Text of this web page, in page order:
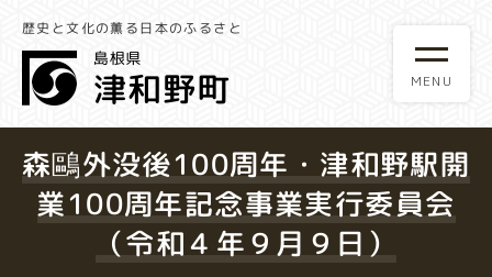
歴史と文化の薫る日本のふるさと
森鷗外没後100周年・津和野駅開
業100周年記念事業実行委員会
（令和４年９月９日）